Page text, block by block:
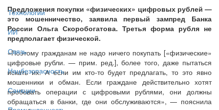
Технологии
ИИ
Связь
Нацбезопасность
Санкции
Предложения покупки «физических» цифровых рублей —
это мошенничество, заявила первый зампред Банка
России Ольга Скоробогатова. Третья форма рубля не
предполагает физической.
«Поэтому гражданам не надо ничего покупать [«физические»
цифровые рубли. — прим. ред.], более того, даже пытаться
искать их. А если им кто-то будет предлагать, то это явно
мошенники и обман. Если граждане действительно хотят
пробовать операции с цифровыми рублями, они должны
обращаться в банки, где они обслуживаются», — пояснила